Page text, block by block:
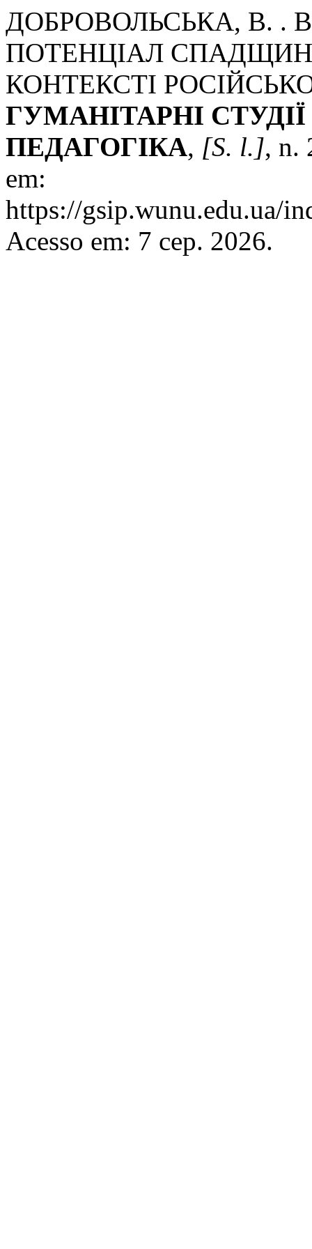
ДОБРОВОЛЬСЬКА, В. .
ПОТЕНЦІАЛ
КОНТЕКСТІ
ГУМАНІТАРНІ СТУДІЇ
ПЕДАГОГІКА, [S. l.], n.
em:
https://gsip.wunu.edu.ua/
Acesso em: 7 сер. 2026.